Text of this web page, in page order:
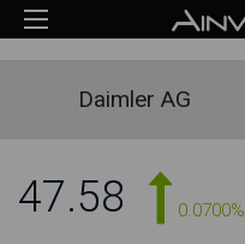
Daimler AG
47.58 0.0700%